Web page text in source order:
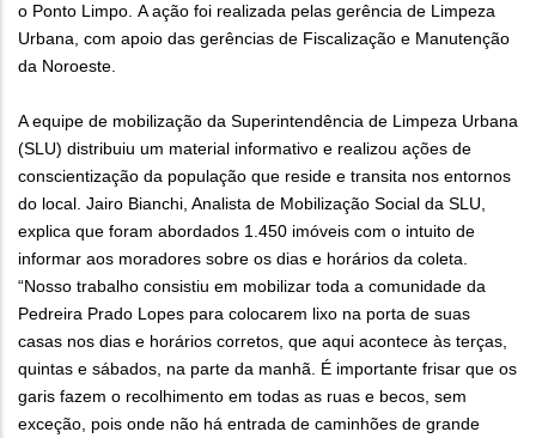
o Ponto Limpo. A ação foi realizada pelas gerência de Limpeza
Urbana, com apoio das gerências de Fiscalização e Manutenção
da Noroeste.
A equipe de mobilização da Superintendência de Limpeza Urbana
(SLU) distribuiu um material informativo e realizou ações de
conscientização da população que reside e transita nos entornos
do local. Jairo Bianchi, Analista de Mobilização Social da SLU,
explica que foram abordados 1.450 imóveis com o intuito de
informar aos moradores sobre os dias e horários da coleta.
“Nosso trabalho consistiu em mobilizar toda a comunidade da
Pedreira Prado Lopes para colocarem lixo na porta de suas
casas nos dias e horários corretos, que aqui acontece às terças,
quintas e sábados, na parte da manhã. É importante frisar que os
garis fazem o recolhimento em todas as ruas e becos, sem
exceção, pois onde não há entrada de caminhões de grande